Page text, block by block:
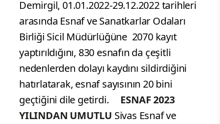
Demirgil, 01.01.2022-29.12.2022 tarihleri
arasında Esnaf ve Sanatkarlar Odaları
Birliği Sicil Müdürlüğüne 2070 kayıt
yaptırıldığını, 830 esnafın da çeşitli
nedenlerden dolayı kaydını sildirdiğini
hatırlatarak, esnaf sayısının 20 bini
geçtiğini dile getirdi.
ESNAF 2023
YILINDAN UMUTLU Sivas Esnaf ve